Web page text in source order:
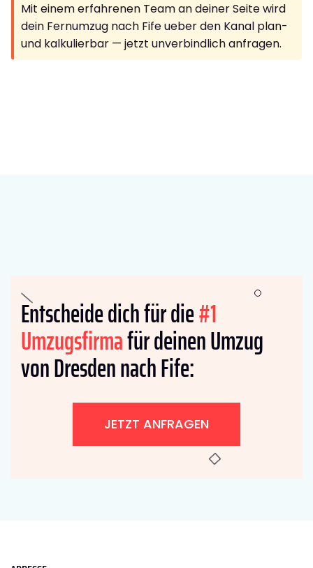
Mit einem erfahrenen Team an deiner Seite wird
dein Fernumzug nach Fife ueber den Kanal plan-
und kalkulierbar — jetzt unverbindlich anfragen.
Entscheide dich für die#1
Umzugsfirmafür deinen Umzug
von Dresden nach Fife:
JETZT ANFRAGEN